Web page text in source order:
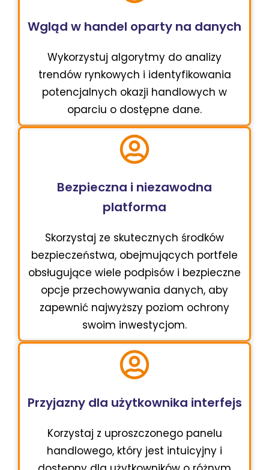
Wgląd w handel oparty na danych
Wykorzystuj algorytmy do analizy
trendów rynkowych i identyfikowania
potencjalnych okazji handlowych w
oparciu o dostępne dane.
Bezpieczna i niezawodna
platforma
Skorzystaj ze skutecznych środków
bezpieczeństwa, obejmujących portfele
obsługujące wiele podpisów i bezpieczne
opcje przechowywania danych, aby
zapewnić najwyższy poziom ochrony
swoim inwestycjom.
Przyjazny dla użytkownika interfejs
Korzystaj z uproszczonego panelu
handlowego, który jest intuicyjny i